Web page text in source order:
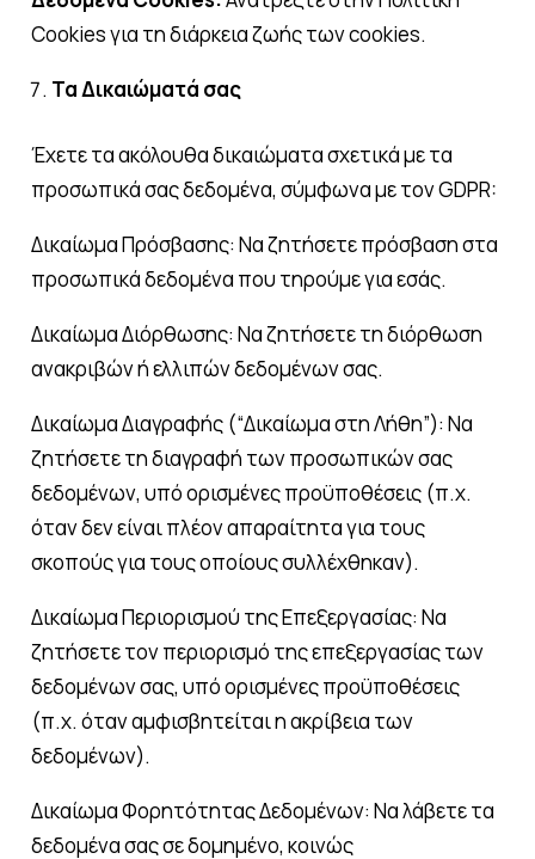
Cookies για τη διάρκεια ζωής των cookies.
Τα Δικαιώματά σας
Έχετε τα ακόλουθα δικαιώματα σχετικά με τα
προσωπικά σας δεδομένα, σύμφωνα με τον GDPR:
Δικαίωμα Πρόσβασης: Να ζητήσετε πρόσβαση στα
προσωπικά δεδομένα που τηρούμε για εσάς.
Δικαίωμα Διόρθωσης: Να ζητήσετε τη διόρθωση
ανακριβών ή ελλιπών δεδομένων σας.
Δικαίωμα Διαγραφής (“Δικαίωμα στη Λήθη”): Να
ζητήσετε τη διαγραφή των προσωπικών σας
δεδομένων, υπό ορισμένες προϋποθέσεις (π.χ.
όταν δεν είναι πλέον απαραίτητα για τους
σκοπούς για τους οποίους συλλέχθηκαν).
Δικαίωμα Περιορισμού της Επεξεργασίας: Να
ζητήσετε τον περιορισμό της επεξεργασίας των
δεδομένων σας, υπό ορισμένες προϋποθέσεις
(π.χ. όταν αμφισβητείται η ακρίβεια των
δεδομένων).
Δικαίωμα Φορητότητας Δεδομένων: Να λάβετε τα
δεδομένα σας σε δομημένο, κοινώς